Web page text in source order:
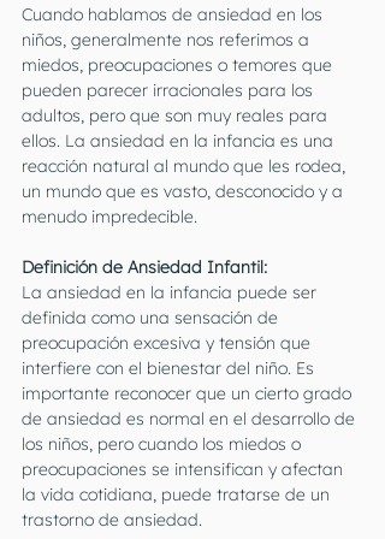
Cuando hablamos de ansiedad en los
niños, generalmente nos referimos a
miedos, preocupaciones o temores que
pueden parecer irracionales para los
adultos, pero que son muy reales para
ellos. La ansiedad en la infancia es una
reacción natural al mundo que les rodea,
un mundo que es vasto, desconocido y a
menudo impredecible.
Definición de Ansiedad Infantil:
La ansiedad en la infancia puede ser
definida como una sensación de
preocupación excesiva y tensión que
interfiere con el bienestar del niño. Es
importante reconocer que un cierto grado
de ansiedad es normal en el desarrollo de
los niños, pero cuando los miedos o
preocupaciones se intensifican y afectan
la vida cotidiana, puede tratarse de un
trastorno de ansiedad.